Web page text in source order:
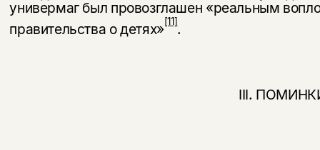
универмаг был провозглашен «реальным
правительства о детях»[11].
III.